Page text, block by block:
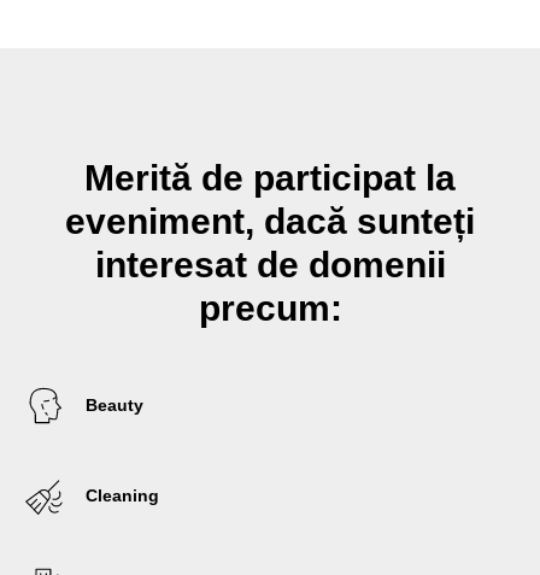
Merită de participat la
eveniment, dacă sunteți
interesat de domenii
precum:
Beauty
Cleaning